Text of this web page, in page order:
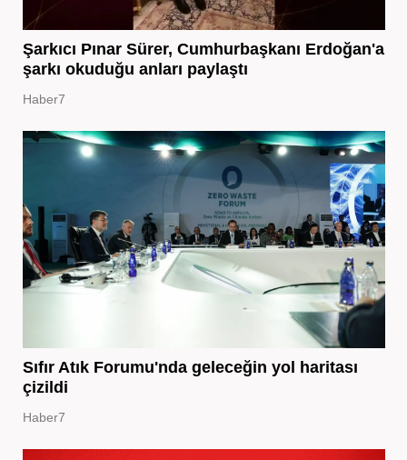
Şarkıcı Pınar Sürer, Cumhurbaşkanı Erdoğan'a
şarkı okuduğu anları paylaştı
Haber7
Sıfır Atık Forumu'nda geleceğin yol haritası
çizildi
Haber7